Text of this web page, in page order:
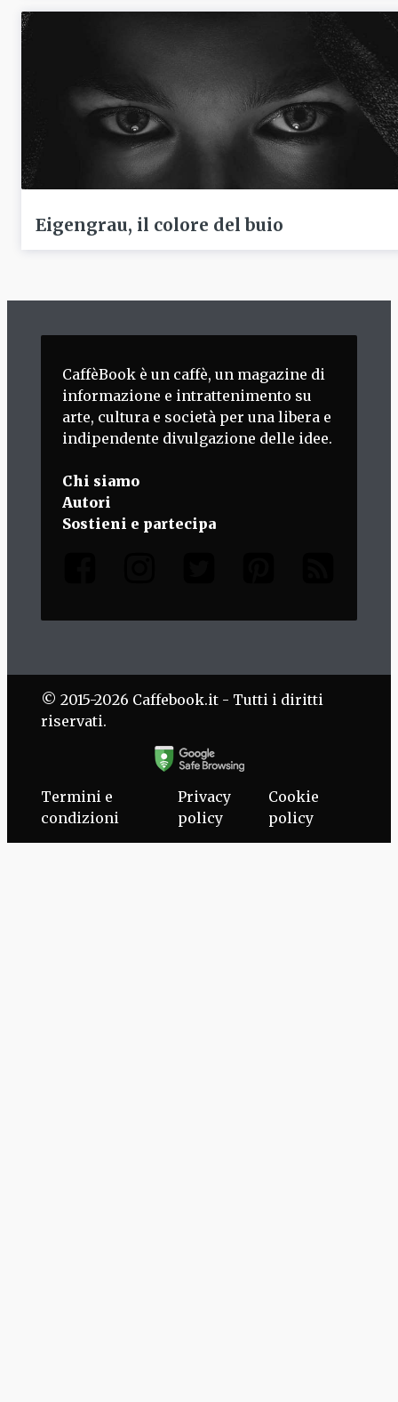
Eigengrau, il colore del buio
CaffèBook è un caffè, un magazine di
informazione e intrattenimento su
arte, cultura e società per una libera e
indipendente divulgazione delle idee.
Chi siamo
Autori
Sostieni e partecipa
© 2015-2026 Caffebook.it - Tutti i diritti
riservati.
Termini e
condizioni
Privacy
policy
Cookie
policy